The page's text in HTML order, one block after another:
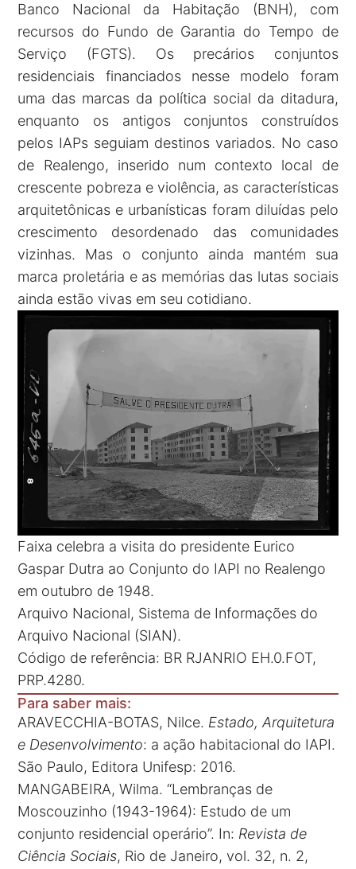
Banco Nacional da Habitação (BNH), com
recursos do Fundo de Garantia do Tempo de
Serviço (FGTS). Os precários conjuntos
residenciais financiados nesse modelo foram
uma das marcas da política social da ditadura,
enquanto os antigos conjuntos construídos
pelos IAPs seguiam destinos variados. No caso
de Realengo, inserido num contexto local de
crescente pobreza e violência, as características
arquitetônicas e urbanísticas foram diluídas pelo
crescimento desordenado das comunidades
vizinhas. Mas o conjunto ainda mantém sua
marca proletária e as memórias das lutas sociais
ainda estão vivas em seu cotidiano.
Faixa celebra a visita do presidente Eurico
Gaspar Dutra ao Conjunto do IAPI no Realengo
em outubro de 1948.
Arquivo Nacional, Sistema de Informações do
Arquivo Nacional (SIAN).
Código de referência: BR RJANRIO EH.0.FOT,
PRP.4280.
Para saber mais:
ARAVECCHIA-BOTAS, Nilce. Estado, Arquitetura
e Desenvolvimento: a ação habitacional do IAPI.
São Paulo, Editora Unifesp: 2016.
MANGABEIRA, Wilma. “Lembranças de
Moscouzinho (1943-1964): Estudo de um
conjunto residencial operário”. In: Revista de
Ciência Sociais, Rio de Janeiro, vol. 32, n. 2,